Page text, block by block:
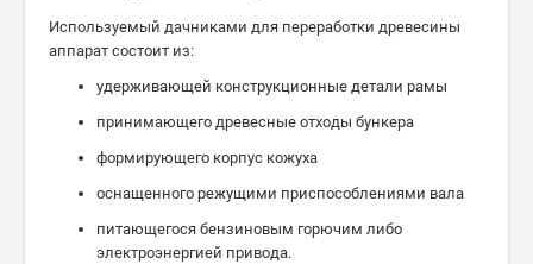
Используемый дачниками для переработки древесины
аппарат состоит из:
удерживающей конструкционные детали рамы
принимающего древесные отходы бункера
формирующего корпус кожуха
оснащенного режущими приспособлениями вала
питающегося бензиновым горючим либо
электроэнергией привода.